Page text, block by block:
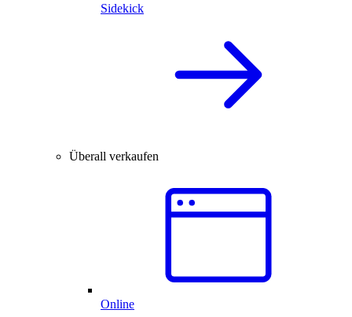
Sidekick
Überall verkaufen
Online